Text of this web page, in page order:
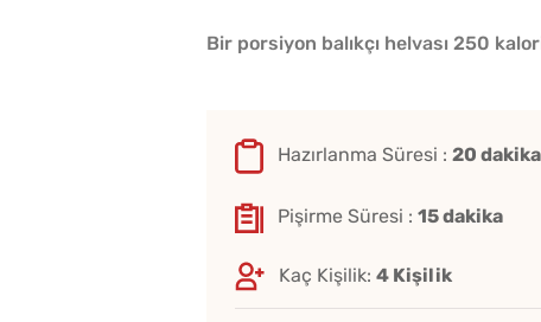
Bir porsiyon balıkçı helvası 250
Hazırlanma Süresi : 20 dakika
Pişirme Süresi : 15 dakika
Kaç Kişilik: 4 Kişilik